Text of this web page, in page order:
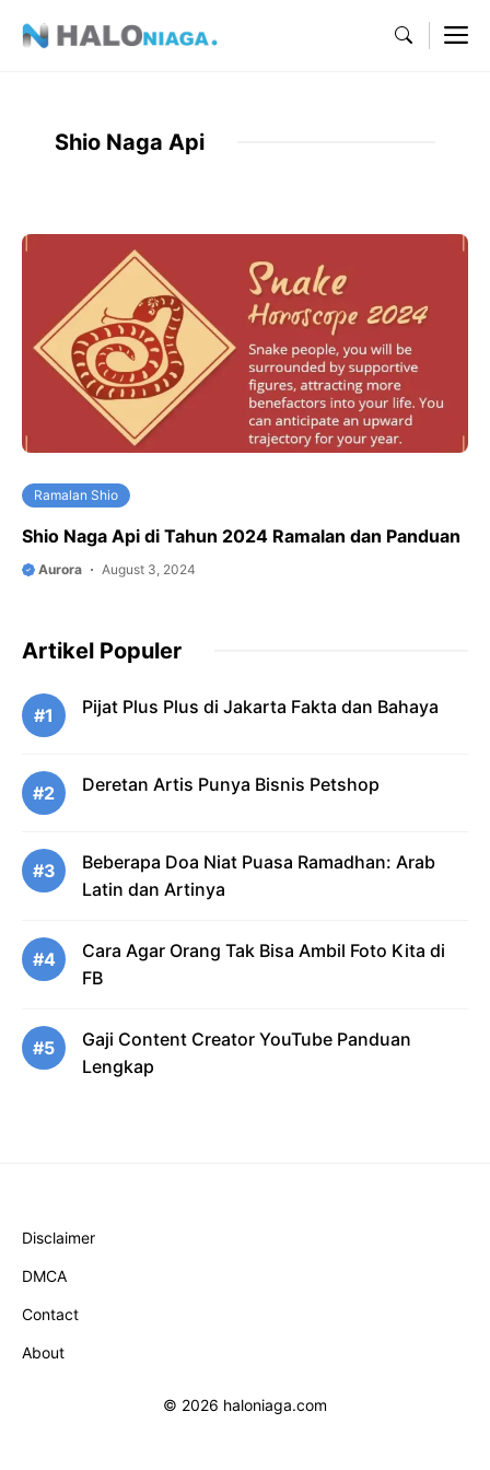
Shio Naga Api
Ramalan Shio
Shio Naga Api di Tahun 2024 Ramalan dan Panduan
Aurora August 3, 2024
Artikel Populer
#1 Pijat Plus Plus di Jakarta Fakta dan Bahaya
#2 Deretan Artis Punya Bisnis Petshop
#3
Beberapa Doa Niat Puasa Ramadhan: Arab
Latin dan Artinya
#4
Cara Agar Orang Tak Bisa Ambil Foto Kita di
FB
#5
Gaji Content Creator YouTube Panduan
Lengkap
Disclaimer
DMCA
Contact
About
© 2026 haloniaga.com